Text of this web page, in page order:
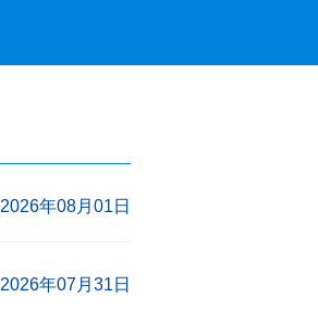
2026年08月01日
2026年07月31日